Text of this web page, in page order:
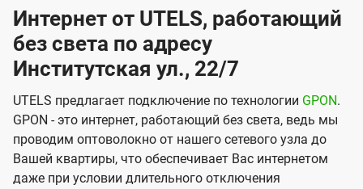
Интернет от UTELS, работающий
без света по адресу
Институтская ул., 22/7
UTELS предлагает подключение по технологии GPON.
GPON - это интернет, работающий без света, ведь мы
проводим оптоволокно от нашего сетевого узла до
Вашей квартиры, что обеспечивает Вас интернетом
даже при условии длительного отключения